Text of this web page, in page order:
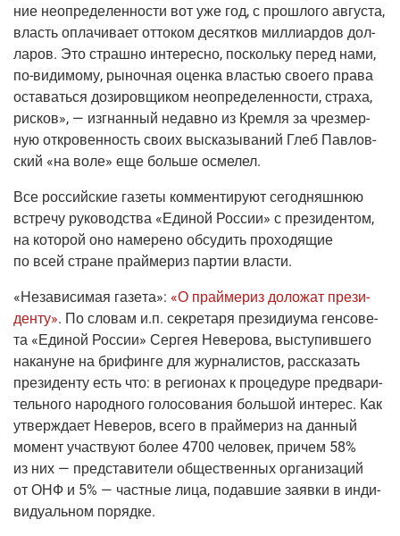
ние неопре­де­лен­но­сти вот уже год, с про­шло­го авгу­ста,
власть опла­чи­ва­ет отто­ком десят­ков мил­ли­ар­дов дол­
ла­ров. Это страш­но инте­рес­но, посколь­ку перед нами,
по-види­мо­му, рыноч­ная оцен­ка вла­стью сво­е­го пра­ва
оста­вать­ся дози­ров­щи­ком неопре­де­лен­но­сти, стра­ха,
рис­ков», — изгнан­ный недав­но из Крем­ля за чрез­мер­
ную откро­вен­ность сво­их выска­зы­ва­ний Глеб Пав­лов­
ский «на воле» еще боль­ше осмелел.
Все рос­сий­ские газе­ты ком­мен­ти­ру­ют сего­дняш­нюю
встре­чу руко­вод­ства «Еди­ной Рос­сии» с пре­зи­ден­том,
на кото­рой оно наме­ре­но обсу­дить про­хо­дя­щие
по всей стране прай­ме­риз пар­тии власти.
«Неза­ви­си­мая газе­та»: «О прай­ме­риз доло­жат пре­зи­
ден­ту». По сло­вам и.п. сек­ре­та­ря пре­зи­ди­у­ма ген­со­ве­
та «Еди­ной Рос­сии» Сер­гея Неве­ро­ва, высту­пив­ше­го
нака­нуне на бри­фин­ге для жур­на­ли­стов, рас­ска­зать
пре­зи­ден­ту есть что: в реги­о­нах к про­це­ду­ре пред­ва­ри­
тель­но­го народ­но­го голо­со­ва­ния боль­шой инте­рес. Как
утвер­жда­ет Неве­ров, все­го в прай­ме­риз на дан­ный
момент участ­ву­ют более 4700 чело­век, при­чем 58%
из них — пред­ста­ви­те­ли обще­ствен­ных орга­ни­за­ций
от ОНФ и 5% — част­ные лица, подав­шие заяв­ки в инди­
ви­ду­аль­ном порядке.